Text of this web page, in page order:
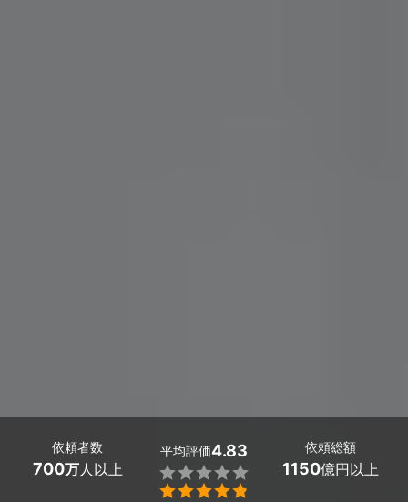
依頼者数
700万人以上
平均評価4.83


依頼総額
1150億円以上